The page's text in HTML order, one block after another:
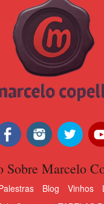
Sobre Marcelo
Blog Vinhos